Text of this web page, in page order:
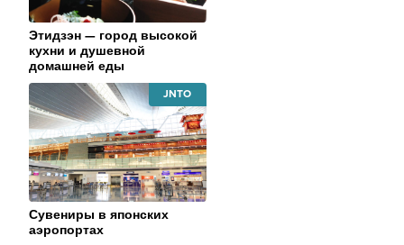
Этидзэн — город высокой
кухни и душевной
домашней еды
Сувениры в японских
аэропортах
JAPAN
NATIONAL
TOURISM
ORGANIZATION